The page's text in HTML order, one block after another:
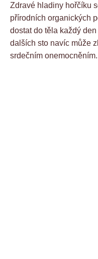
Zdravé hladiny hořčíku
přírodních organických
dostat do těla každý
dalších sto navíc může
srdečním onemocněním.